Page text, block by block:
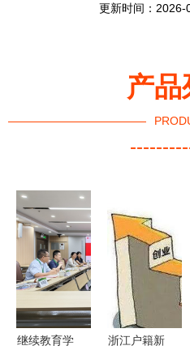
更新时间：
产品
继续教育学
浙江户籍新